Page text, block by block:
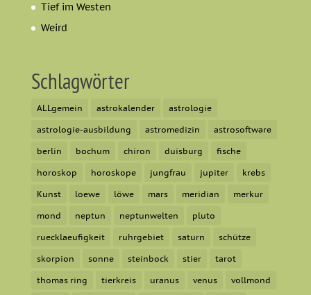
Tief im Westen
Weird
Schlagwörter
ALLgemein astrokalender astrologie
astrologie-ausbildung astromedizin astrosoftware
berlin bochum chiron duisburg fische
horoskop horoskope jungfrau jupiter krebs
Kunst loewe löwe mars meridian merkur
mond neptun neptunwelten pluto
ruecklaeufigkeit ruhrgebiet saturn schütze
skorpion sonne steinbock stier tarot
thomas ring tierkreis uranus venus vollmond